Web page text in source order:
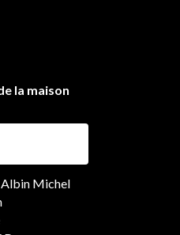
la maison
Albin Michel